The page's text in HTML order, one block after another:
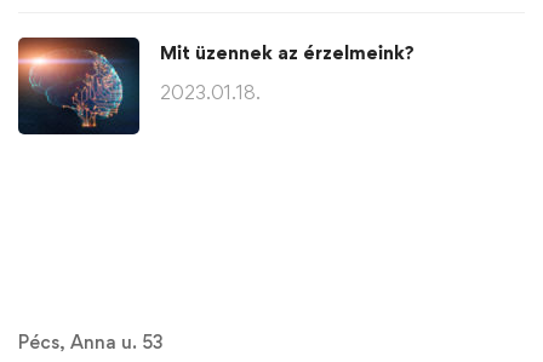
Mit üzennek az érzelmeink?
2023.01.18.
Pécs, Anna u. 53